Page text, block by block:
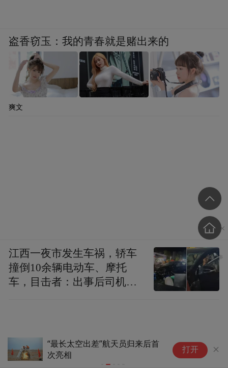
“最长太空出差”航天员归来后首
次亮相
打开
盗香窃玉：我的青春就是赌出来的
爽文
江西一夜市发生车祸，轿车
撞倒10余辆电动车、摩托
车，目击者：出事后司机一